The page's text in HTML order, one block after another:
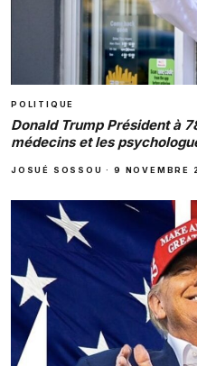
POLITIQUE
Donald Trump Président à
médecins et les
JOSUÉ SOSSOU ·9 NOVEMBRE